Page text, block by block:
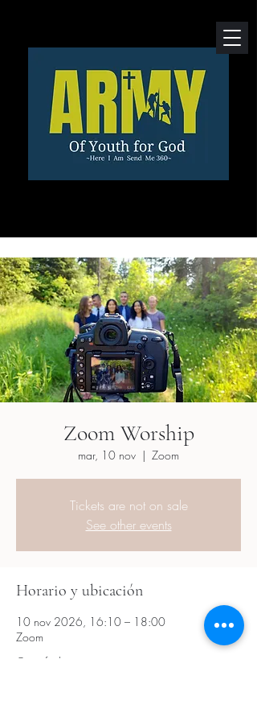
Zoom Worship
mar, 10 nov
  |
Zoom
Tickets are not on sale
See other events
Horario y ubicación
10 nov 2026, 16:10 – 18:00
Zoom
Otras fechas